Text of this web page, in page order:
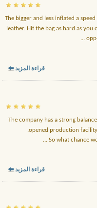
The bigger and less inflated a
leather. Hit the bag as hard as
...
قراءة المزيد
The company has a strong
opened production
So what chance
...
قراءة المزيد